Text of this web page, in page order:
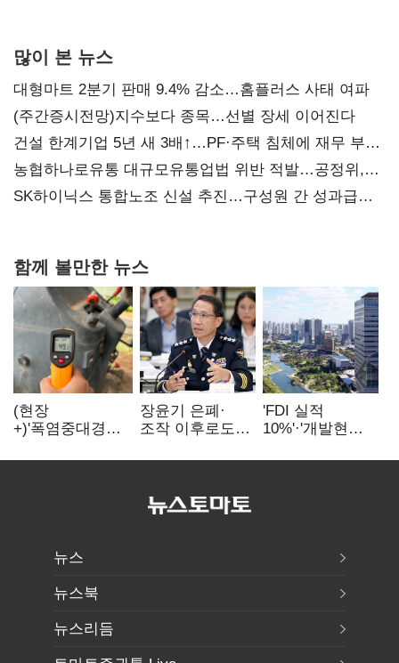
많이 본 뉴스
대형마트 2분기 판매 9.4% 감소…홈플러스 사태 여파
(주간증시전망)지수보다 종목…선별 장세 이어진다
건설 한계기업 5년 새 3배↑…PF·주택 침체에 재무 부담
확대
농협하나로유통 대규모유통업법 위반 적발…공정위,
과징금 4억6200만원 부과
SK하이닉스 통합노조 신설 추진…구성원 간 성과급
함께 볼만한 뉴스
(현장
+)'폭염중대경보'
이주노동자는
장윤기 은폐·
조작 이후로도
내부비위…경찰
'FDI 실적
10%'·'개발현안
인천경제청장
뉴스
뉴스북
뉴스리듬